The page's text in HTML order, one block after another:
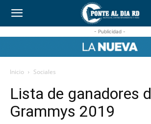
- Publicidad -
Inicio Sociales
Lista de ganadores
Grammys 2019